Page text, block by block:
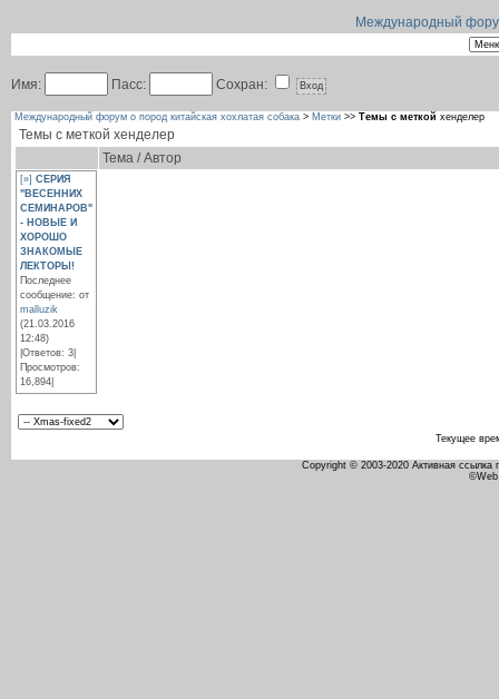
Международный
Имя: Пасс: Сохран:
Международный форум о пород китайская хохлатая собака > Метки >> Темы с меткой хенделер
Темы с меткой хенделер
Тема / Автор
[»] СЕРИЯ
"ВЕСЕННИХ
СЕМИНАРОВ"
- НОВЫЕ И
ХОРОШО
ЗНАКОМЫЕ
ЛЕКТОРЫ!
Последнее
сообщение: от
malluzik
(21.03.2016
12:48)
|Ответов: 3|
Просмотров:
16,894|
Текущее
Copyright © 2003-2020 Активная ссылка